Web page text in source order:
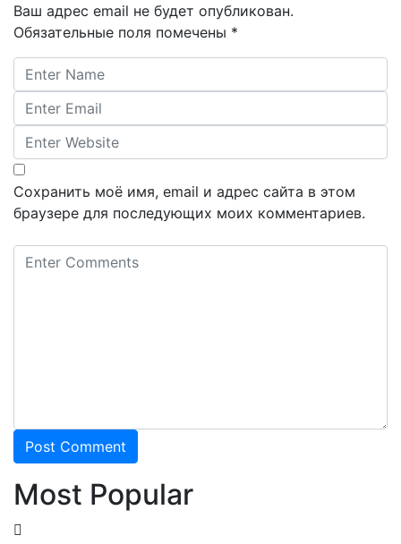
Ваш адрес email не будет опубликован.
Обязательные поля помечены *
Сохранить моё имя, email и адрес сайта в этом
браузере для последующих моих комментариев.
Most Popular